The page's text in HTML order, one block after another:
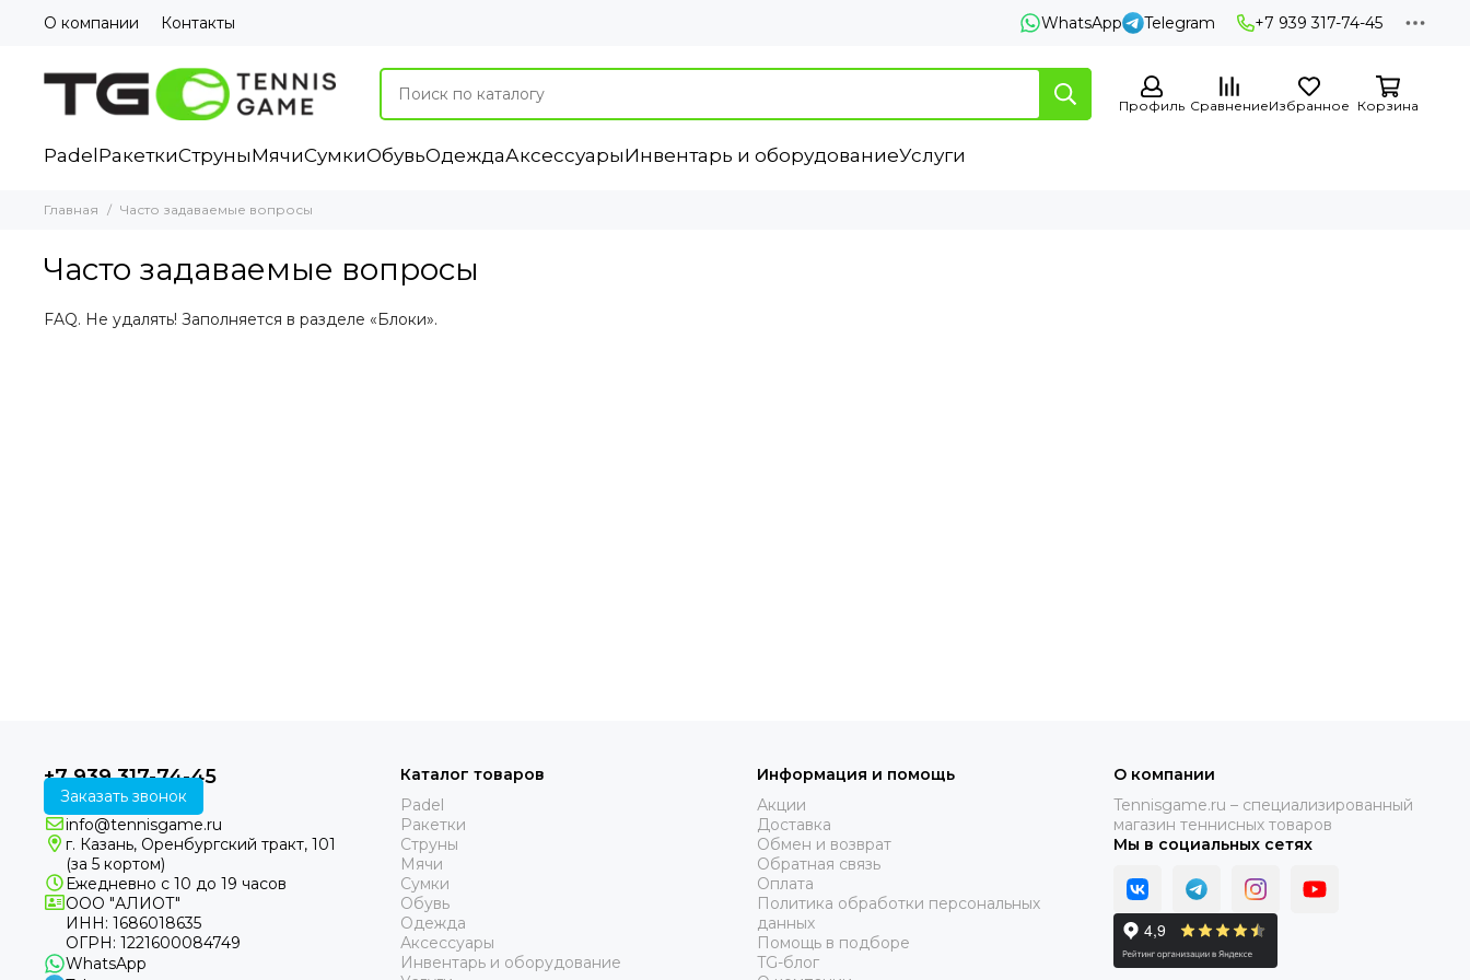
О компании Контакты WhatsApp Telegram +7 939 317-74-45
Профиль СравнениеИзбранное Корзина
Padel РакеткиСтруныМячиСумкиОбувьОдеждаАксессуарыИнвентарь и оборудованиеУслуги
Главная Часто задаваемые вопросы
Часто задаваемые вопросы
FAQ. Не удалять! Заполняется в разделе «Блоки».
+7 939 317-74-45
Заказать звонок
info@tennisgame.ru
г. Казань, Оренбургский тракт, 101
(за 5 кортом)
Ежедневно с 10 до 19 часов
ООО "АЛИОТ"
ИНН: 1686018635
ОГРН: 1221600084749
WhatsApp
Каталог товаров
Padel
Ракетки
Струны
Мячи
Сумки
Обувь
Одежда
Аксессуары
Инвентарь и оборудование
Информация и помощь
Акции
Доставка
Обмен и возврат
Обратная связь
Оплата
Политика обработки персональных
данных
Помощь в подборе
TG-блог
О компании
Tennisgame.ru – специализированный
магазин теннисных товаров
Мы в социальных сетях